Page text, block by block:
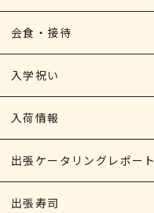
会食・接待
入学祝い
入荷情報
出張ケータリングレポート
出張寿司